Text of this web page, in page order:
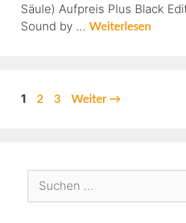
Säule) Aufpreis Plus Black
Sound by … Weiterlesen
1 2 3 Weiter →